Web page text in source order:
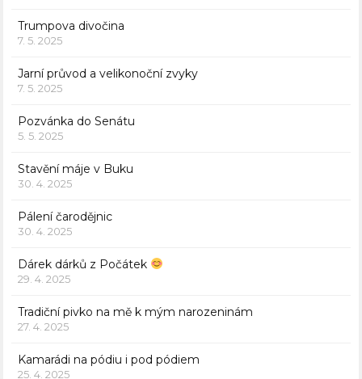
Trumpova divočina
7. 5. 2025
Jarní průvod a velikonoční zvyky
7. 5. 2025
Pozvánka do Senátu
5. 5. 2025
Stavění máje v Buku
30. 4. 2025
Pálení čarodějnic
30. 4. 2025
Dárek dárků z Počátek
29. 4. 2025
Tradiční pivko na mě k mým narozeninám
27. 4. 2025
Kamarádi na pódiu i pod pódiem
25. 4. 2025